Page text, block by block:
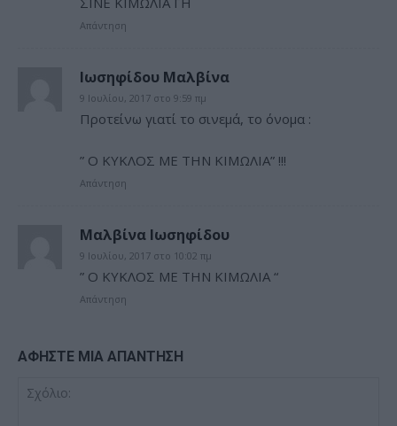
Απάντηση
Ιωσηφίδου Μαλβίνα
9 Ιουλίου, 2017 στο 9:59 πμ
Προτείνω γιατί το σινεμά, το όνομα :
” Ο ΚΥΚΛΟΣ ΜΕ ΤΗΝ ΚΙΜΩΛΙΑ” !!!
Απάντηση
Μαλβίνα Ιωσηφίδου
9 Ιουλίου, 2017 στο 10:02 πμ
” Ο ΚΥΚΛΟΣ ΜΕ ΤΗΝ ΚΙΜΩΛΙΑ “
Απάντηση
ΑΦΗΣΤΕ ΜΙΑ ΑΠΑΝΤΗΣΗ